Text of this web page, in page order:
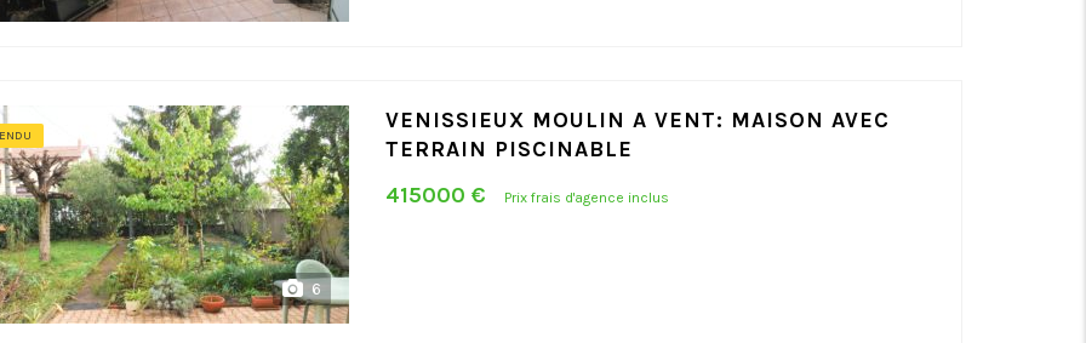
6
VENISSIEUX MOULIN A VENT: MAISON AVEC
TERRAIN PISCINABLE
415000 €
Prix frais d'agence inclus